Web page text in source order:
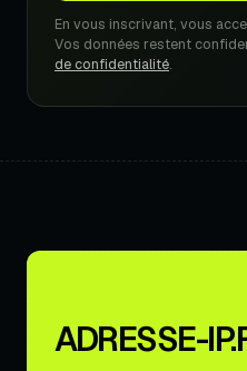
En vous inscrivant, vous
Vos données restent
de confidentialité.
ADRESSE-